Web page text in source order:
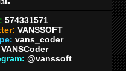
574331571
VANSSOFT
vans_coder
VANSCoder
@vanssoft